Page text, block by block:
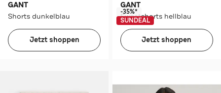
GANT
Shorts dunkelblau
Jetzt shoppen
GANT
Sweatshorts hellblau
-35%*
SUNDEAL
Jetzt shoppen